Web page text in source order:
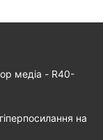
медіа - R40-
на